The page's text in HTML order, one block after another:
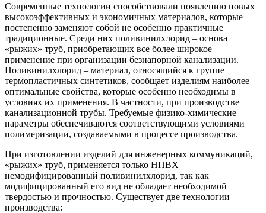
Современные технологии способствовали появлению новых
высокоэффективных и экономичных материалов, которые
постепенно заменяют собой не особенно практичные
традиционные. Среди них поливинилхлорид – основа
«рыжих» труб, приобретающих все более широкое
применение при организации безнапорной канализации.
Поливинилхлорид – материал, относящийся к группе
термопластичных синтетиков, сообщает изделиям наиболее
оптимальные свойства, которые особенно необходимы в
условиях их применения. В частности, при производстве
канализационной трубы. Требуемые физико-химические
параметры обеспечиваются соответствующими условиями
полимеризации, создаваемыми в процессе производства.
При изготовлении изделий для инженерных коммуникаций,
«рыжих» труб, применяется только НПВХ –
немодифицированный поливинилхлорид, так как
модифицированный его вид не обладает необходимой
твердостью и прочностью. Существует две технологии
производства: